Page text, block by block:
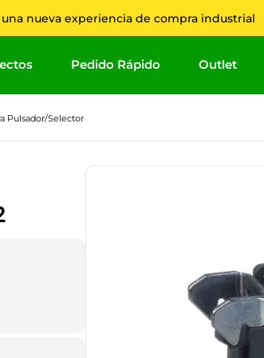
nueva experiencia de compra industrial
Pedido Rápido Outlet
Pulsador/Selector
1.
2.
6.
7.
8